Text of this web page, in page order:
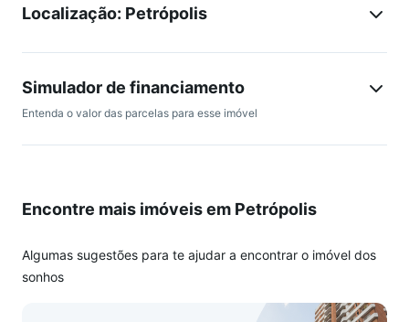
amplo terraço, gabinete , opção para quarto de hóspedes.
seguro com gradil, jardim, elevador, gás central, zeladoria.
Localização privilegiada próximo a praça da Encol, O
Estuda proposta Agende já sua visita com o Corretor
Licenciado.
Localização: Petrópolis
Simulador de financiamento
Entenda o valor das parcelas para esse imóvel
Encontre mais imóveis em Petrópolis
Algumas sugestões para te ajudar a encontrar o imóvel dos
sonhos